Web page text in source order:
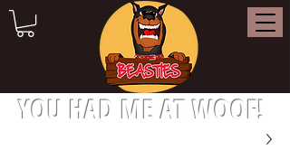
YOU HAD ME AT WOOF!